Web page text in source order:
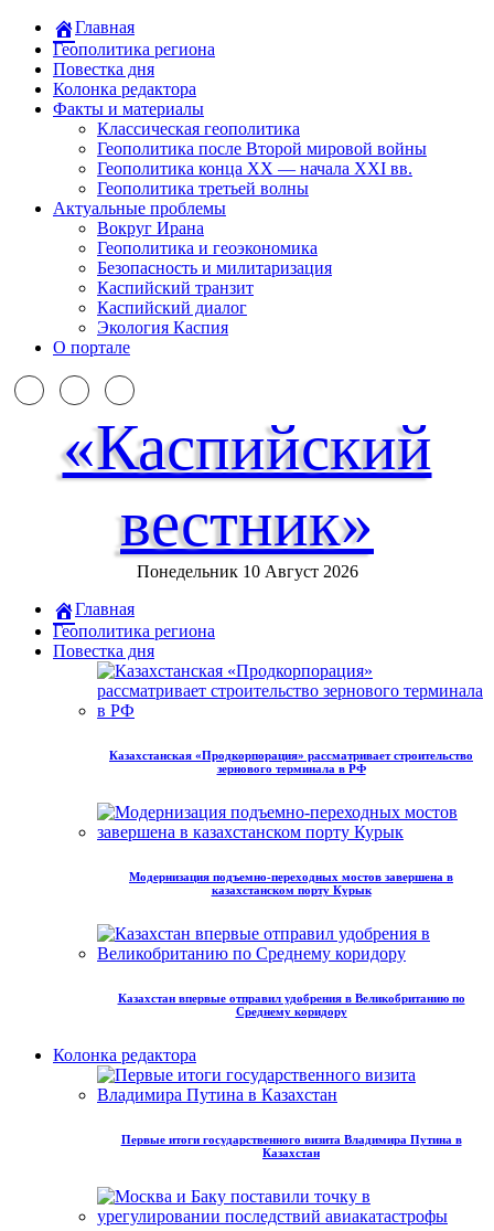
Главная
Геополитика региона
Повестка дня
Колонка редактора
Факты и материалы
Классическая геополитика
Геополитика после Второй мировой войны
Геополитика конца XX — начала XXI вв.
Геополитика третьей волны
Актуальные проблемы
Вокруг Ирана
Геополитика и геоэкономика
Безопасность и милитаризация
Каспийский транзит
Каспийский диалог
Экология Каспия
О портале
«Каспийский
вестник»
Понедельник 10 Август 2026
Главная
Геополитика региона
Повестка дня
Казахстанская «Продкорпорация» рассматривает строительство
зернового терминала в РФ
Модернизация подъемно-переходных мостов завершена в
казахстанском порту Курык
Казахстан впервые отправил удобрения в Великобританию по
Среднему коридору
Колонка редактора
Первые итоги государственного визита Владимира Путина в
Казахстан